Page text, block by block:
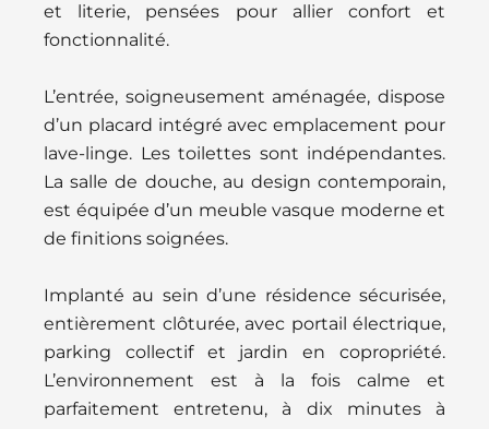
et literie, pensées pour allier confort et
fonctionnalité.
L’entrée, soigneusement aménagée, dispose
d’un placard intégré avec emplacement pour
lave-linge. Les toilettes sont indépendantes.
La salle de douche, au design contemporain,
est équipée d’un meuble vasque moderne et
de finitions soignées.
Implanté au sein d’une résidence sécurisée,
entièrement clôturée, avec portail électrique,
parking collectif et jardin en copropriété.
L’environnement est à la fois calme et
parfaitement entretenu, à dix minutes à